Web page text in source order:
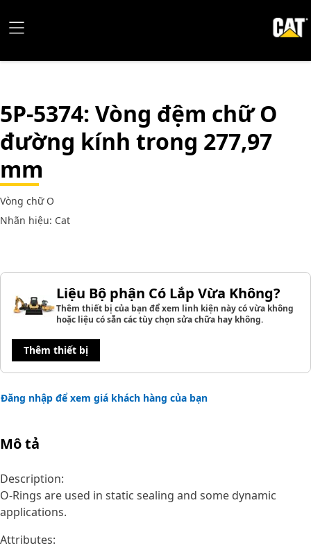
5P-5374: Vòng đệm chữ O
đường kính trong 277,97
mm
Vòng chữ O
Nhãn hiệu: Cat
Liệu Bộ phận Có Lắp Vừa Không?
Thêm thiết bị của bạn để xem linh kiện này có vừa không
hoặc liệu có sẵn các tùy chọn sửa chữa hay không.
Thêm thiết bị
Đăng nhập để xem giá khách hàng của bạn
Mô tả
Description:
O-Rings are used in static sealing and some dynamic
applications.
Attributes: